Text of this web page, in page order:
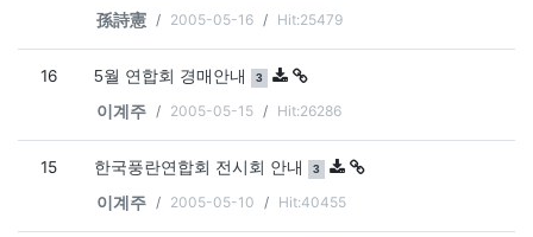
孫詩憲 2005-05-16 Hit:25479
16 5월 연합회 경매안내 댓글
3 개
이계주 2005-05-15 Hit:26286
15 한국풍란연합회 전시회 안내 댓글
3 개
이계주 2005-05-10 Hit:40455